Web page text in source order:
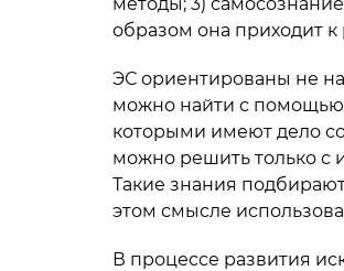
образом она приходит
ЭС ориентированы не
можно найти с помощью
которыми имеют дело
можно решить только с
Такие знания
этом смысле
В процессе развития